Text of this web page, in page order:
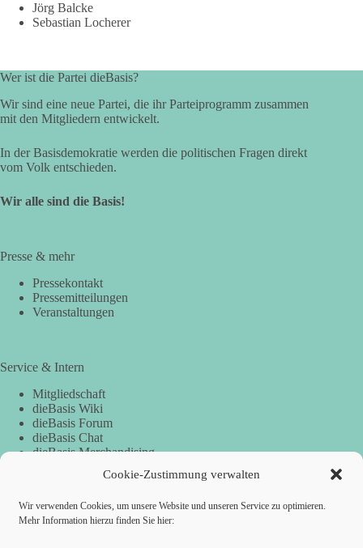
Cookie-Zustimmung verwalten
Wir verwenden Cookies, um unsere Website und unseren Service zu optimieren.
Mehr Information hierzu finden Sie hier:
Jörg Balcke
Sebastian Locherer
Wer ist die Partei dieBasis?
Wir sind eine neue Partei, die ihr Parteiprogramm zusammen
mit den Mitgliedern entwickelt.
In der Basisdemokratie werden die politischen Fragen direkt
vom Volk entschieden.
Wir alle sind die Basis!
Presse & mehr
Pressekontakt
Pressemitteilungen
Veranstaltungen
Service & Intern
Mitgliedschaft
dieBasis Wiki
dieBasis Forum
dieBasis Chat
dieBasis Merchandising
Spenden